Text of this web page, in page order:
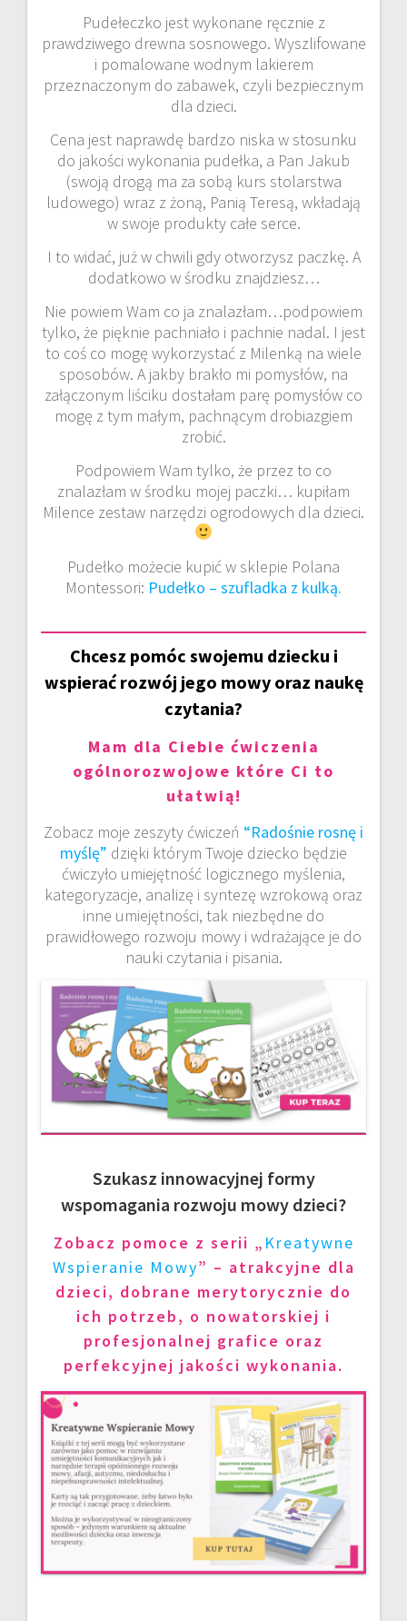
Pudełeczko jest wykonane ręcznie z
prawdziwego drewna sosnowego. Wyszlifowane
i pomalowane wodnym lakierem
przeznaczonym do zabawek, czyli bezpiecznym
dla dzieci.
Cena jest naprawdę bardzo niska w stosunku
do jakości wykonania pudełka, a Pan Jakub
(swoją drogą ma za sobą kurs stolarstwa
ludowego) wraz z żoną, Panią Teresą, wkładają
w swoje produkty całe serce.
I to widać, już w chwili gdy otworzysz paczkę. A
dodatkowo w środku znajdziesz…
Nie powiem Wam co ja znalazłam…podpowiem
tylko, że pięknie pachniało i pachnie nadal. I jest
to coś co mogę wykorzystać z Milenką na wiele
sposobów. A jakby brakło mi pomysłów, na
załączonym liściku dostałam parę pomysłów co
mogę z tym małym, pachnącym drobiazgiem
zrobić.
Podpowiem Wam tylko, że przez to co
znalazłam w środku mojej paczki… kupiłam
Milence zestaw narzędzi ogrodowych dla dzieci.
Pudełko możecie kupić w sklepie Polana
Montessori: Pudełko – szufladka z kulką.
Chcesz pomóc swojemu dziecku i
wspierać rozwój jego mowy oraz naukę
czytania?
Mam dla Ciebie ćwiczenia
ogólnorozwojowe które Ci to
ułatwią!
Zobacz moje zeszyty ćwiczeń “Radośnie rosnę i
myślę” dzięki którym Twoje dziecko będzie
ćwiczyło umiejętność logicznego myślenia,
kategoryzacje, analizę i syntezę wzrokową oraz
inne umiejętności, tak niezbędne do
prawidłowego rozwoju mowy i wdrażające je do
nauki czytania i pisania.
Szukasz innowacyjnej formy
wspomagania rozwoju mowy dzieci?
Zobacz pomoce z serii „ Kreatywne
Wspieranie Mowy” – atrakcyjne dla
dzieci, dobrane merytorycznie do
ich potrzeb, o nowatorskiej i
profesjonalnej grafice oraz
perfekcyjnej jakości wykonania.